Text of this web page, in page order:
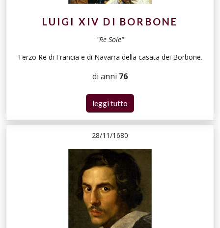
LUIGI XIV DI BORBONE
"Re Sole"
Terzo Re di Francia e di Navarra della casata dei Borbone.
di anni 76
leggi tutto
28/11/1680